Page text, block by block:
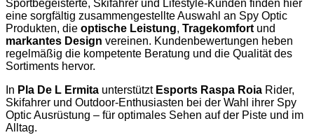
Sportbegeisterte, Skifahrer und Lifestyle-Kunden finden hier
eine sorgfältig zusammengestellte Auswahl an Spy Optic
Produkten, die optische Leistung, Tragekomfortund
markantes Design vereinen. Kundenbewertungen heben
regelmäßig die kompetente Beratung und die Qualität des
Sortiments hervor.
In Pla De L Ermita unterstützt Esports Raspa Roia Rider,
Skifahrer und Outdoor-Enthusiasten bei der Wahl ihrer Spy
Optic Ausrüstung – für optimales Sehen auf der Piste und im
Alltag.